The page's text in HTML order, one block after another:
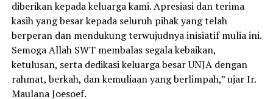
diberikan kepada keluarga kami. Apresiasi dan terima
kasih yang besar kepada seluruh pihak yang telah
berperan dan mendukung terwujudnya inisiatif mulia ini.
Semoga Allah SWT membalas segala kebaikan,
ketulusan, serta dedikasi keluarga besar UNJA dengan
rahmat, berkah, dan kemuliaan yang berlimpah,” ujar Ir.
Maulana Joesoef.